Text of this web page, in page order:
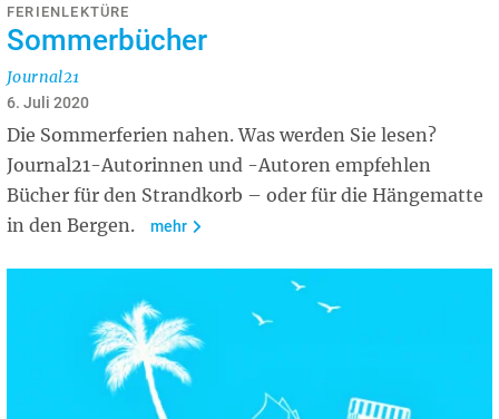
FERIENLEKTÜRE
Sommerbücher
Journal21
6. Juli 2020
Die Sommerferien nahen. Was werden Sie lesen?
Journal21-Autorinnen und -Autoren empfehlen
Bücher für den Strandkorb – oder für die Hängematte
in den Bergen.
mehr